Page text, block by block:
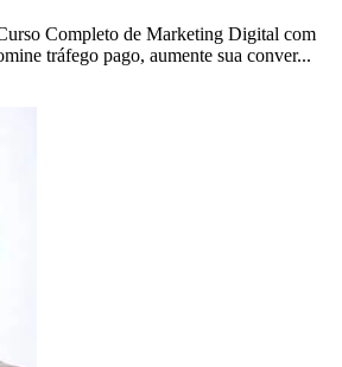
Completo de Marketing Digital com
tráfego pago, aumente sua conver...